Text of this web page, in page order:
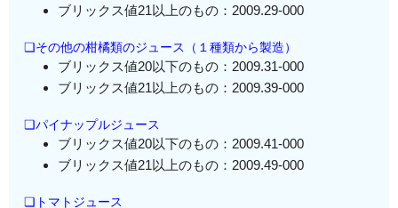
ブリックス値21以上のもの：2009.29-000
❏その他の柑橘類のジュース（１種類から製造）
ブリックス値20以下のもの：2009.31-000
ブリックス値21以上のもの：2009.39-000
❏パイナップルジュース
ブリックス値20以下のもの：2009.41-000
ブリックス値21以上のもの：2009.49-000
❏トマトジュース